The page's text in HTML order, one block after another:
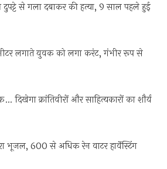
दुपट्टे से गला दबाकर की हत्या, 9 साल पहले हुई
लगाते युवक को लगा करंट, गंभीर रूप से
क्रांतिवीरों और साहित्यकारों का शौर्य
भूजल, 600 से अधिक रेन वाटर हार्वेस्टिंग